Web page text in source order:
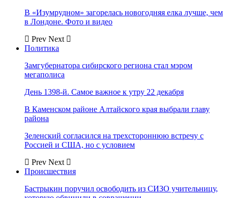
В «Изумрудном» загорелась новогодняя елка лучше, чем
в Лондоне. Фото и видео
Prev Next
Политика
Замгубернатора сибирского региона стал мэром
мегаполиса
День 1398-й. Самое важное к утру 22 декабря
В Каменском районе Алтайского края выбрали главу
района
Зеленский согласился на трехстороннюю встречу с
Россией и США, но с условием
Prev Next
Происшествия
Бастрыкин поручил освободить из СИЗО учительницу,